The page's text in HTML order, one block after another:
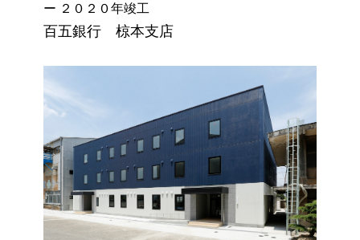
２０２０年竣工
百五銀行 椋本支店